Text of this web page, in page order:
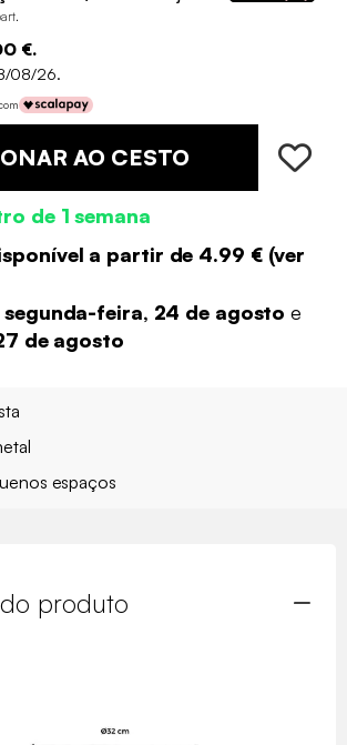
.
€.
08/26.
AO CESTO
de 1 semana
a partir de 4.99 €(ver
segunda-feira, 24 de agostoe
de agosto
espaços
produto